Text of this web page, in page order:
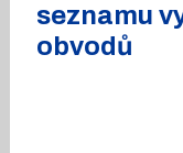
seznamu
obvodů